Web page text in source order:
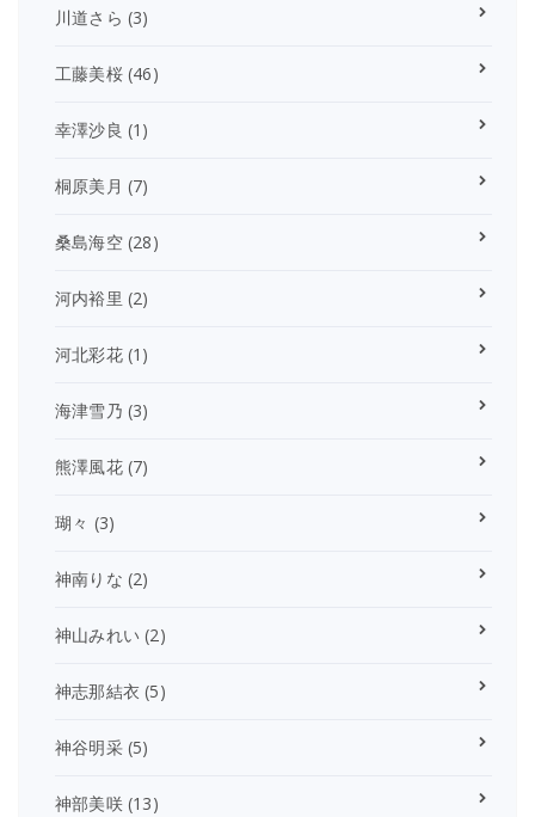
川道さら (3)
工藤美桜(46)
幸澤沙良 (1)
桐原美月 (7)
桑島海空(28)
河内裕里 (2)
河北彩花(1)
海津雪乃 (3)
熊澤風花(7)
瑚々 (3)
神南りな (2)
神山みれい (2)
神志那結衣 (5)
神谷明采(5)
神部美咲(13)